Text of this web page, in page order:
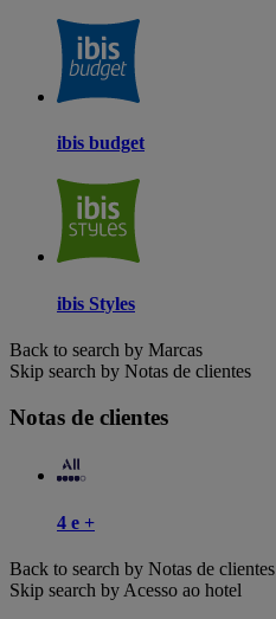
ibis budget
ibis Styles
Back to search by Marcas
Skip search by Notas de clientes
Notas de clientes
4 e +
Back to search by Notas de clientes
Skip search by Acesso ao hotel